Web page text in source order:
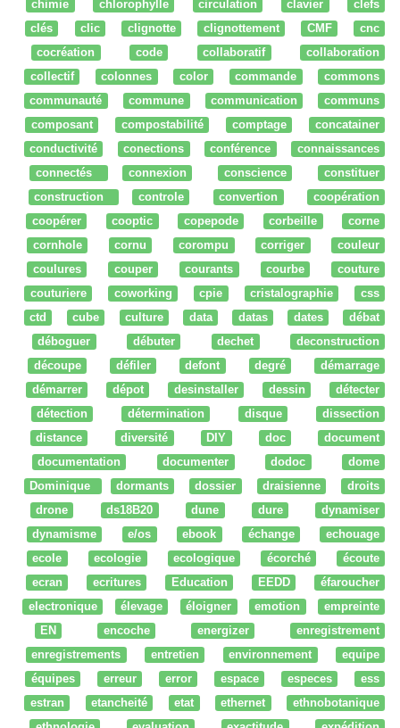
chimie
chlorophylle circulation clavier
clefs
clés
clic clignotte clignottement CMF
cnc
cocréation
code collaboratif
collaboration
collectif
colonnes color commande
commons
communauté
commune communication
communs
composant
compostabilité comptage
concatainer
conductivité
conections conférence
connaissances
connectés
connexion conscience
constituer
construction
controle convertion
coopération
coopérer
cooptic copepode corbeille
corne
cornhole
cornu corompu corriger
couleur
coulures
couper courants courbe
couture
couturiere
coworking cpie cristalographie
css
ctd
cube culture data datas dates
débat
déboguer
débuter dechet
deconstruction
découpe
défiler defont degré
démarrage
démarrer
dépot desinstaller dessin
détecter
détection
détermination disque
dissection
distance
diversité DIY doc
document
documentation
documenter dodoc
dome
Dominique
dormants dossier draisienne
droits
drone
ds18B20 dune dure
dynamiser
dynamisme
e/os ebook échange
echouage
ecole
ecologie ecologique écorché
écoute
ecran
ecritures Education EEDD
éfaroucher
electronique
élevage éloigner emotion
empreinte
EN
encoche energizer
enregistrement
enregistrements
entretien environnement
equipe
équipes
erreur error espace especes
ess
estran
etancheité etat ethernet
ethnobotanique